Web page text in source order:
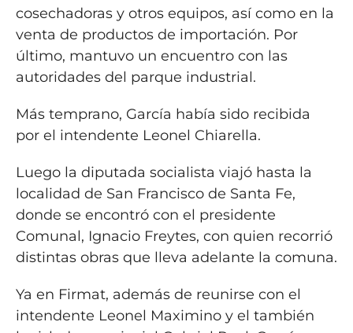
cosechadoras y otros equipos, así como en la
venta de productos de importación. Por
último, mantuvo un encuentro con las
autoridades del parque industrial.
Más temprano, García había sido recibida
por el intendente Leonel Chiarella.
Luego la diputada socialista viajó hasta la
localidad de San Francisco de Santa Fe,
donde se encontró con el presidente
Comunal, Ignacio Freytes, con quien recorrió
distintas obras que lleva adelante la comuna.
Ya en Firmat, además de reunirse con el
intendente Leonel Maximino y el también